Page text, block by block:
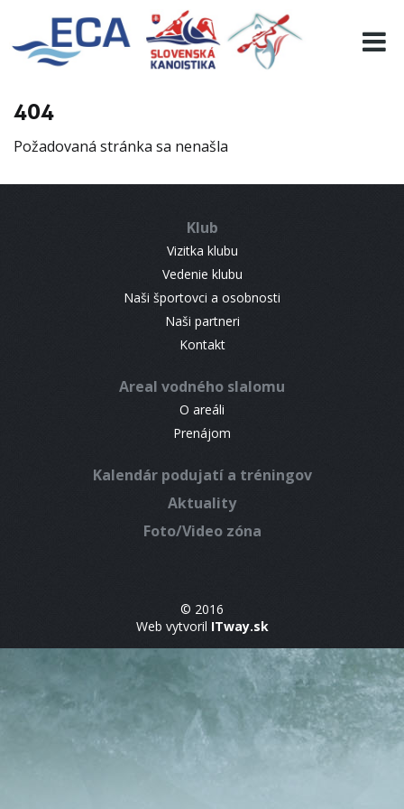
404
Požadovaná stránka sa nenašla
Klub
Vizitka klubu
Vedenie klubu
Naši športovci a osobnosti
Naši partneri
Kontakt
Areal vodného slalomu
O areáli
Prenájom
Kalendár podujatí a tréningov
Aktuality
Foto/Video zóna
© 2016
Web vytvoril ITway.sk
EURO 19
INFO
RESULTS
CONTACT